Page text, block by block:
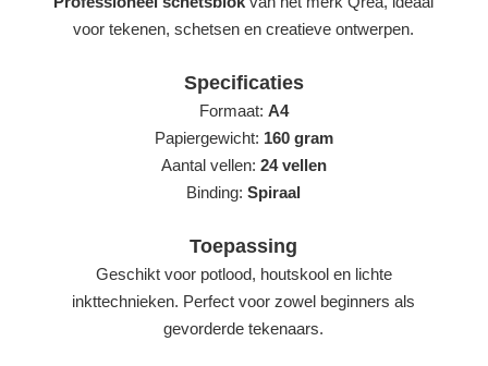
voor tekenen, schetsen en creatieve ontwerpen.
Specificaties
Formaat: A4
Papiergewicht: 160 gram
Aantal vellen: 24 vellen
Binding:Spiraal
Toepassing
Geschikt voor potlood, houtskool en lichte
inkttechnieken. Perfect voor zowel beginners als
gevorderde tekenaars.